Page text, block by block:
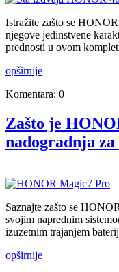
Istražite zašto se
njegove jedinstvene
prednosti u ovom
opširnije
Komentara: 0
Zašto je
nadogradnja za
Saznajte zašto se
svojim naprednim
izuzetnim trajanjem
opširnije